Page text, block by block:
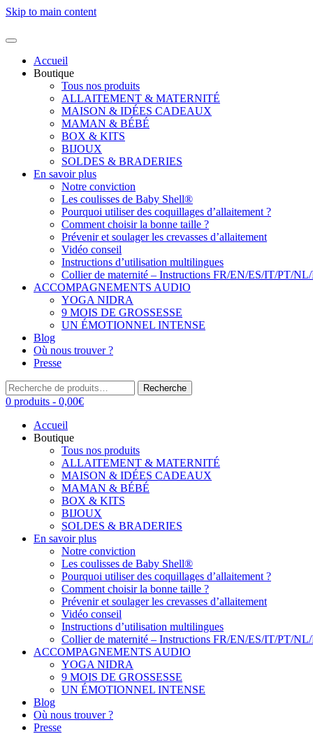
Skip to main content
Accueil
Boutique
Tous nos produits
ALLAITEMENT & MATERNITÉ
MAISON & IDÉES CADEAUX
MAMAN & BÉBÉ
BOX & KITS
BIJOUX
SOLDES & BRADERIES
En savoir plus
Notre conviction
Les coulisses de Baby Shell®
Pourquoi utiliser des coquillages d’allaitement ?
Comment choisir la bonne taille ?
Prévenir et soulager les crevasses d’allaitement
Vidéo conseil
Instructions d’utilisation multilingues
Collier de maternité – Instructions FR/EN/ES/IT/PT/
ACCOMPAGNEMENTS AUDIO
YOGA NIDRA
9 MOIS DE GROSSESSE
UN ÉMOTIONNEL INTENSE
Blog
Où nous trouver ?
Presse
Recherche
pour :
Recherche
0 produits - 0,00€
Accueil
Boutique
Tous nos produits
ALLAITEMENT & MATERNITÉ
MAISON & IDÉES CADEAUX
MAMAN & BÉBÉ
BOX & KITS
BIJOUX
SOLDES & BRADERIES
En savoir plus
Notre conviction
Les coulisses de Baby Shell®
Pourquoi utiliser des coquillages d’allaitement ?
Comment choisir la bonne taille ?
Prévenir et soulager les crevasses d’allaitement
Vidéo conseil
Instructions d’utilisation multilingues
Collier de maternité – Instructions FR/EN/ES/IT/PT/
ACCOMPAGNEMENTS AUDIO
YOGA NIDRA
9 MOIS DE GROSSESSE
UN ÉMOTIONNEL INTENSE
Blog
Où nous trouver ?
Presse